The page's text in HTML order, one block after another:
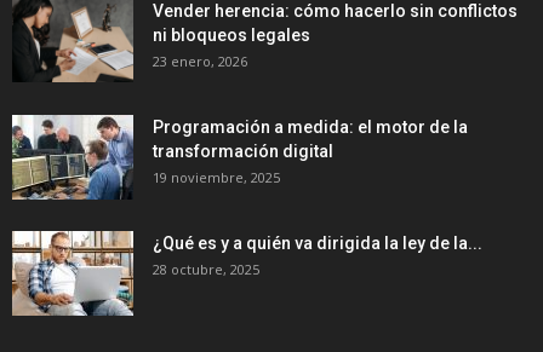
Vender herencia: cómo hacerlo sin conflictos
ni bloqueos legales
23 enero, 2026
Programación a medida: el motor de la
transformación digital
19 noviembre, 2025
¿Qué es y a quién va dirigida la ley de la...
28 octubre, 2025